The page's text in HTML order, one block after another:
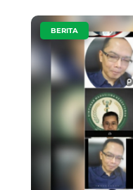
BERITA